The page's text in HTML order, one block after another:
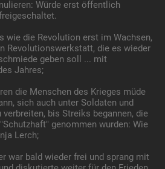
Würde erst öffentlich
wie die Revolution erst im Wachsen,
Revolutionswerkstatt, die es wieder
geben soll ... mit
Jahres;
die Menschen des Krieges müde
sich auch unter Soldaten und
verbreiten, bis Streiks begannen, die
genommen wurden: Wie
Lerch;
war bald wieder frei und sprang mit